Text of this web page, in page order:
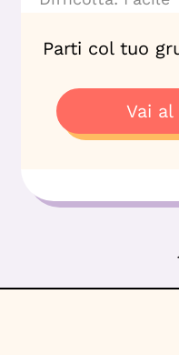
Parti col tuo
Vai